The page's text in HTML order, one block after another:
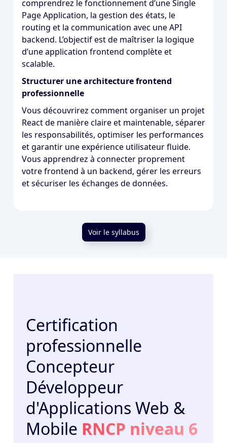
comprendrez le fonctionnement d’une Single
Page Application, la gestion des états, le
routing et la communication avec une API
backend. L’objectif est de maîtriser la logique
d’une application frontend complète et
scalable.
Structurer une architecture frontend
professionnelle
Vous découvrirez comment organiser un projet
React de manière claire et maintenable, séparer
les responsabilités, optimiser les performances
et garantir une expérience utilisateur fluide.
Vous apprendrez à connecter proprement
votre frontend à un backend, gérer les erreurs
et sécuriser les échanges de données.
Voir le syllabus
Certification
professionnelle
Concepteur
Développeur
d'Applications Web &
Mobile RNCP niveau 6